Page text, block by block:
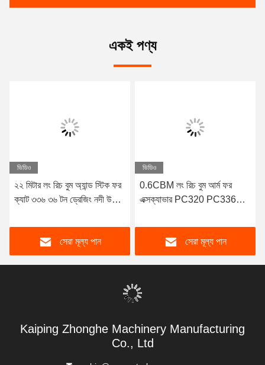
একই পণ্য
ভিডিও
২২ মিটার লং রিচ বুম অ্যান্ড স্টিক ফর
ক্যাট ৩৩৬ ৩৬ টন ড্রেজিং নদী উচ্চ
সেরা মূল্য পান
ভিডিও
0.6CBM লং রিচ বুম আর্ম ফর
এক্সক্যাভার PC320 PC336
মাসের ওয়ারেন্টি
সেরা মূল্য পান
Kaiping Zhonghe Machinery Manufacturing
Co., Ltd